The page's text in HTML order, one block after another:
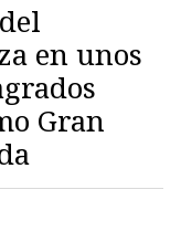
en unos
Gran